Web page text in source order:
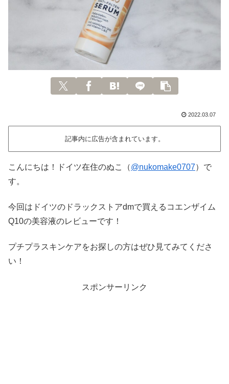
2022.03.07
記事内に広告が含まれています。
こんにちは！ドイツ在住のぬこ（@nukomake0707）で
す。
今回はドイツのドラックストアdmで買えるコエンザイム
Q10の美容液のレビューです！
プチプラスキンケアをお探しの方はぜひ見てみてくださ
い！
スポンサーリンク